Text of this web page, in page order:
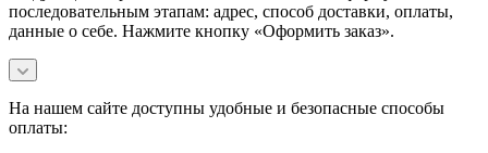
последовательным этапам: адрес, способ доставки, оплаты,
данные о себе. Нажмите кнопку «Оформить заказ».
На нашем сайте доступны удобные и безопасные способы
оплаты: